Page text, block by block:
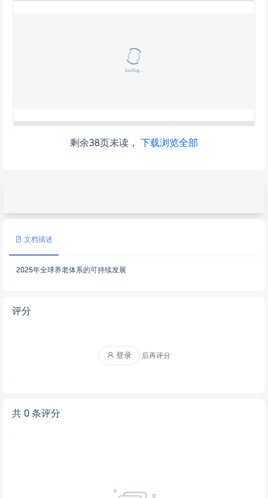
剩余38页未读， 下载浏览全部
文档描述
2025年全球养老体系的可持续发展
评分
登录 后再评分
共 0 条评分